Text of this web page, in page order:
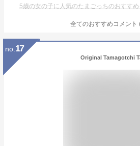
5歳の女の子に人気のたまごっちのおすすめ
全てのおすすめコメント
no. 17
Original Tamagotchi